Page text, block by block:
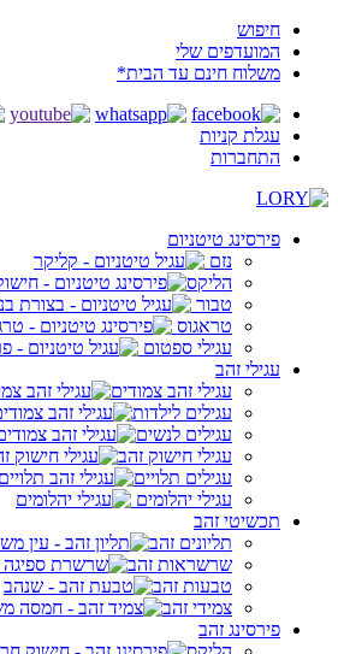
חיפוש
המועדפים שלי
משלוח חינם עד הבית*
עגלת קניות
התחברות
פירסינג טיטניום
נזם
הליקס
טבור
טראגוס
עגילי ספטום
עגילי זהב
עגילי זהב צמודים
עגילים לילדות
עגילים לנשים
עגילי חישוק זהב
עגילים תלויים
עגילי יהלומים
תכשיטי זהב
תליונים זהב
שרשראות זהב
טבעות זהב
צמידי זהב
פירסינג זהב